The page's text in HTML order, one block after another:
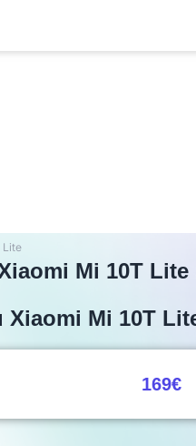
Lite
Mi 10T
Mi 10T
169€